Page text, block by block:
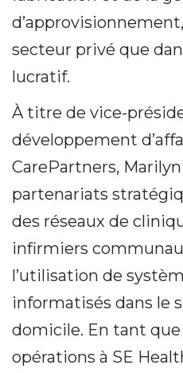
secteur privé que
lucratif.
À titre de vice-
développement
CarePartners,
partenariats
des réseaux de
infirmiers
l’utilisation de
informatisés dans le
domicile. En tant
opérations à SE